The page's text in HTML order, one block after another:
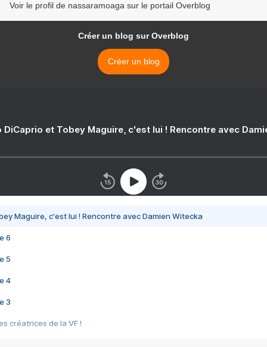
Voir le profil de nassaramoaga sur le portail Overblog
Créer un blog sur Overblog
Créer un blog
DiCaprio et Tobey Maguire, c'est lui ! Rencontre avec
Maguire, c'est lui ! Rencontre avec Damien Witecka
6
5
4
3
créatrices de la VF !